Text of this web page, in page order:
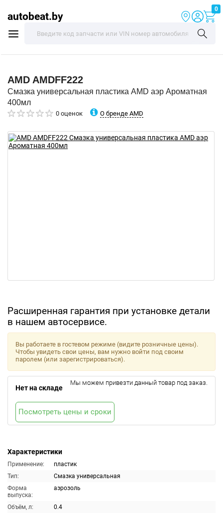
autobeat.by
0
AMD AMDFF222
Смазка универсальная пластика AMD аэр Ароматная
400мл
0 оценок О бренде AMD
Расширенная гарантия при установке детали
в нашем автосервисе.
Характеристики
Применение:
пластик
Тип:
Смазка универсальная
Форма
выпуска:
аэрозоль
Объём, л:
0.4
Вы работаете в гостевом режиме (видите розничные цены).
Чтобы увидеть свои цены, вам нужно войти под своим
паролем (или зарегистрироваться).
Нет на складе
Мы можем привезти данный товар под заказ.
Посмотреть цены и сроки